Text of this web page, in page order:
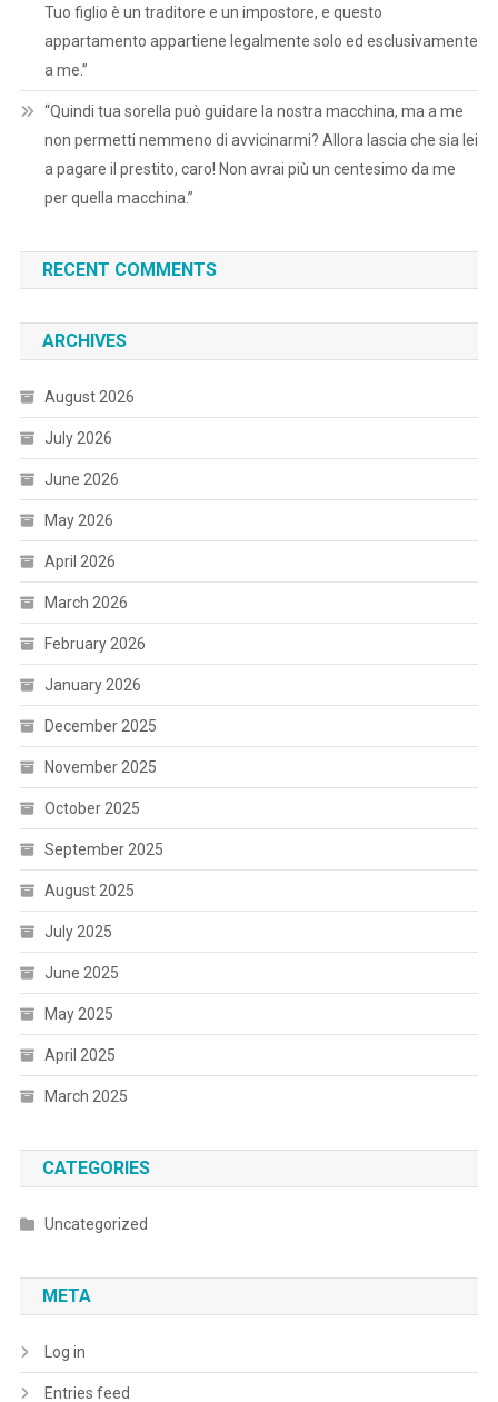
Tuo figlio è un traditore e un impostore, e questo
appartamento appartiene legalmente solo ed esclusivamente
a me.”
“Quindi tua sorella può guidare la nostra macchina, ma a me
non permetti nemmeno di avvicinarmi? Allora lascia che sia lei
a pagare il prestito, caro! Non avrai più un centesimo da me
per quella macchina.”
RECENT COMMENTS
ARCHIVES
August 2026
July 2026
June 2026
May 2026
April 2026
March 2026
February 2026
January 2026
December 2025
November 2025
October 2025
September 2025
August 2025
July 2025
June 2025
May 2025
April 2025
March 2025
CATEGORIES
Uncategorized
META
Log in
Entries feed